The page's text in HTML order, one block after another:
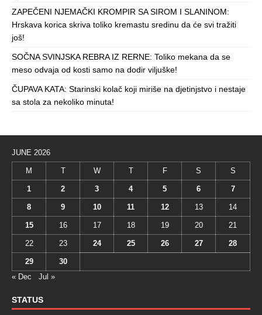
ZAPEČENI NJEMAČKI KROMPIR SA SIROM I SLANINOM:
Hrskava korica skriva toliko kremastu sredinu da će svi tražiti
još!
SOČNA SVINJSKA REBRA IZ RERNE: Toliko mekana da se
meso odvaja od kosti samo na dodir viljuške!
ČUPAVA KATA: Starinski kolač koji miriše na djetinjstvo i nestaje
sa stola za nekoliko minuta!
JUNE 2026
M T W T F S S
1 2 3 4 5 6 7
8 9 10 11 12 13 14
15 16 17 18 19 20 21
22 23 24 25 26 27 28
29
30
« Dec
Jul »
STATUS